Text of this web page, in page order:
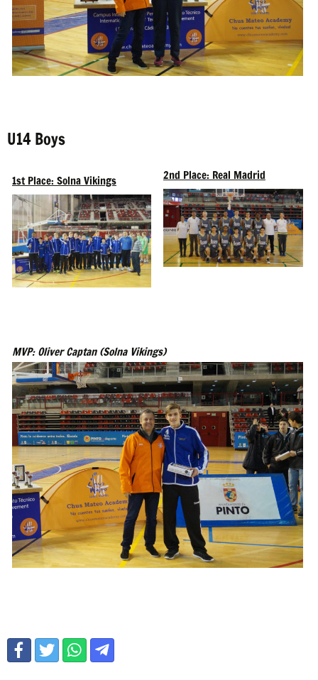
U14 Boys
1st Place: Solna Vikings 2nd Place: Real Madrid
MVP: Oliver Captan (Solna Vikings)